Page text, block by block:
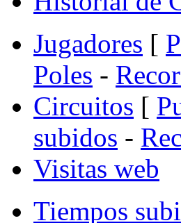
Jugadores [
Poles -
Circuitos [
subidos -
Visitas web
Tiempos